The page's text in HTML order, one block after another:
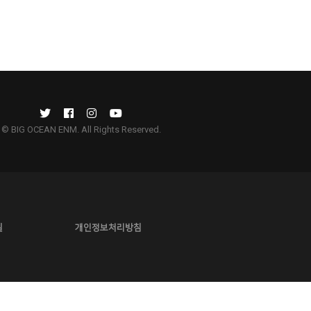
© BIG OCEAN ENM. All Rights Reserved.
개인정보처리방침